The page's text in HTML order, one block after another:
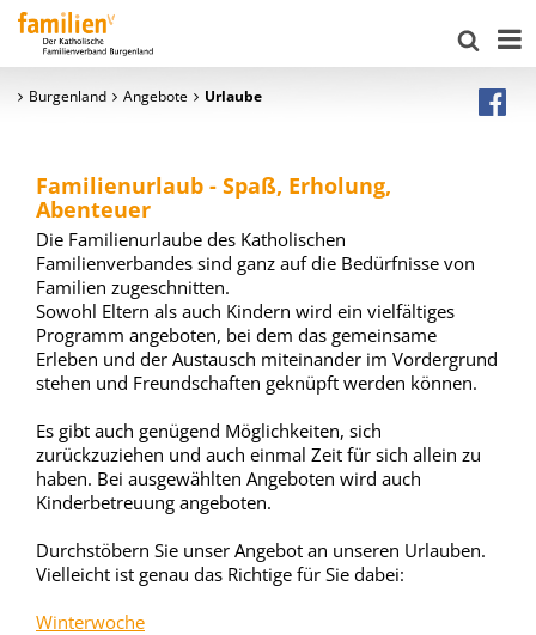
Burgenland Angebote Urlaube
Familienurlaub - Spaß, Erholung,
Abenteuer
Die Familienurlaube des Katholischen
Familienverbandes sind ganz auf die Bedürfnisse von
Familien zugeschnitten.
Sowohl Eltern als auch Kindern wird ein vielfältiges
Programm angeboten, bei dem das gemeinsame
Erleben und der Austausch miteinander im Vordergrund
stehen und Freundschaften geknüpft werden können.
Es gibt auch genügend Möglichkeiten, sich
zurückzuziehen und auch einmal Zeit für sich allein zu
haben. Bei ausgewählten Angeboten wird auch
Kinderbetreuung angeboten.
Durchstöbern Sie unser Angebot an unseren Urlauben.
Vielleicht ist genau das Richtige für Sie dabei:
Winterwoche